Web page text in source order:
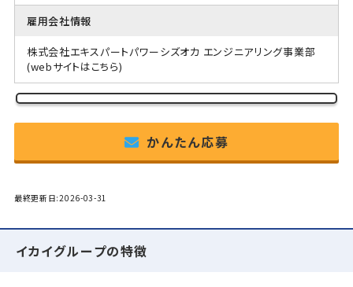
雇用会社情報
株式会社エキスパートパワーシズオカ エンジニアリング事業部
(webサイトはこちら)
かんたん応募
最終更新日:2026-03-31
イカイグループの特徴